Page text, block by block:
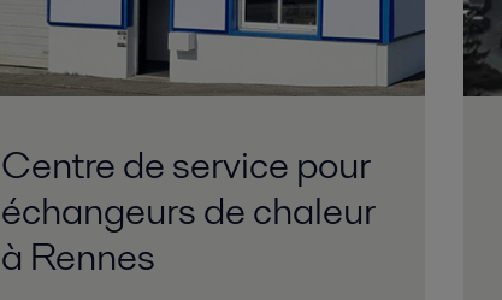
Centre de service pour
échangeurs de chaleur
à Rennes